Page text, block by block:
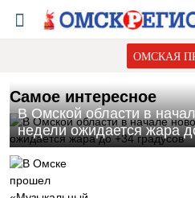
ОМСКАЯ
Самое интересное
В Омской области в
недели ожидается жара